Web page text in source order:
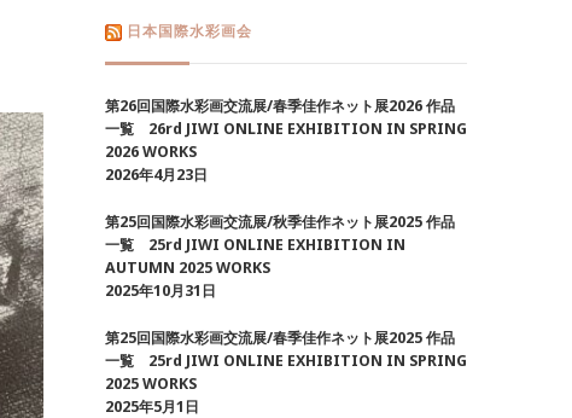
日本国際水彩画会
第26回国際水彩画交流展/春季佳作ネット展2026 作品
一覧 26rd JIWI ONLINE EXHIBITION IN SPRING
2026 WORKS
2026年4月23日
第25回国際水彩画交流展/秋季佳作ネット展2025 作品
一覧 25rd JIWI ONLINE EXHIBITION IN
AUTUMN 2025 WORKS
2025年10月31日
第25回国際水彩画交流展/春季佳作ネット展2025 作品
一覧 25rd JIWI ONLINE EXHIBITION IN SPRING
2025 WORKS
2025年5月1日